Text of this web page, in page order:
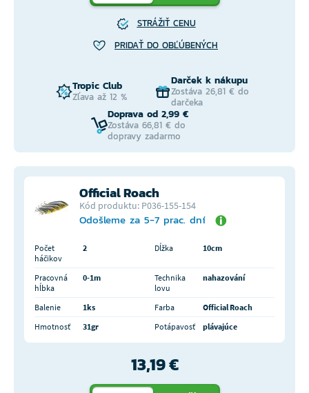
STRÁŽIŤ CENU
PRIDAŤ DO OBĽÚBENÝCH
Tropic Club
Zľava až 12 %
Darček k nákupu
Zostáva 26,81 € do
darčeka
Doprava od 2,99 €
Zostáva 66,81 € do
dopravy zadarmo
Official Roach
Kód produktu: P036-155-154
Odošleme za 5-7 prac. dní
Počet
háčikov
2 Dĺžka 10cm
Pracovná
hĺbka
0-1m
Technika
lovu
nahazování
Balenie 1ks Farba
Official Roach
Hmotnosť
31gr Potápavosť plávajúce
13,19 €